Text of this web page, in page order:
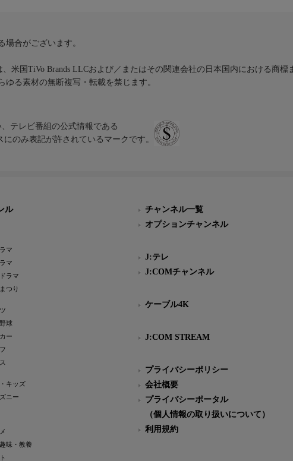
合がございます。
米国TiVo Brands LLCおよび／またはその関連会社の日本国内における商標
る素材の無断複写・転載を禁じます。
テレビ番組の公式情報である
にのみ表記が許されているマークです。
ル
マ
マ
ラマ
つり
球
ー
キッズ
ニー
味・教養
チャンネル一覧
オプションチャンネル
J:テレ
J:COMチャンネル
ケーブル4K
J:COM STREAM
プライバシーポリシー
会社概要
プライバシーポータル
（個人情報の取り扱いについて）
利用規約